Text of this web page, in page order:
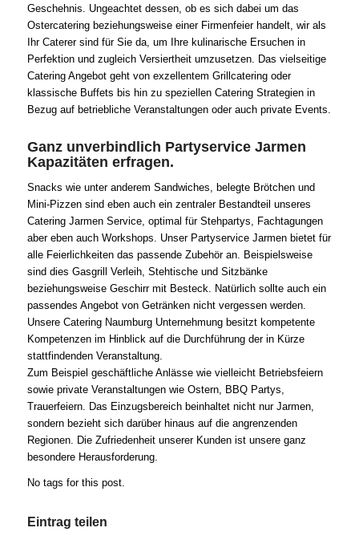
Geschehnis. Ungeachtet dessen, ob es sich dabei um das
Ostercatering beziehungsweise einer Firmenfeier handelt, wir als
Ihr Caterer sind für Sie da, um Ihre kulinarische Ersuchen in
Perfektion und zugleich Versiertheit umzusetzen. Das vielseitige
Catering Angebot geht von exzellentem Grillcatering oder
klassische Buffets bis hin zu speziellen Catering Strategien in
Bezug auf betriebliche Veranstaltungen oder auch private Events.
Ganz unverbindlich Partyservice Jarmen
Kapazitäten erfragen.
Snacks wie unter anderem Sandwiches, belegte Brötchen und
Mini-Pizzen sind eben auch ein zentraler Bestandteil unseres
Catering Jarmen Service, optimal für Stehpartys, Fachtagungen
aber eben auch Workshops. Unser Partyservice Jarmen bietet für
alle Feierlichkeiten das passende Zubehör an. Beispielsweise
sind dies Gasgrill Verleih, Stehtische und Sitzbänke
beziehungsweise Geschirr mit Besteck. Natürlich sollte auch ein
passendes Angebot von Getränken nicht vergessen werden.
Unsere Catering Naumburg Unternehmung besitzt kompetente
Kompetenzen im Hinblick auf die Durchführung der in Kürze
stattfindenden Veranstaltung.
Zum Beispiel geschäftliche Anlässe wie vielleicht Betriebsfeiern
sowie private Veranstaltungen wie Ostern, BBQ Partys,
Trauerfeiern. Das Einzugsbereich beinhaltet nicht nur Jarmen,
sondern bezieht sich darüber hinaus auf die angrenzenden
Regionen. Die Zufriedenheit unserer Kunden ist unsere ganz
besondere Herausforderung.
No tags for this post.
Eintrag teilen